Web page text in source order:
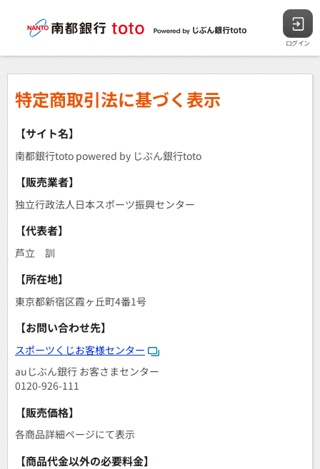
ログイン
特定商取引法に基づく表示
【サイト名】
南都銀行toto powered by じぶん銀行toto
【販売業者】
独立行政法人日本スポーツ振興センター
【代表者】
芦立 訓
【所在地】
東京都新宿区霞ヶ丘町4番1号
【お問い合わせ先】
スポーツくじお客様センター
auじぶん銀行 お客さまセンター
0120-926-111
【販売価格】
各商品詳細ページにて表示
【商品代金以外の必要料金】